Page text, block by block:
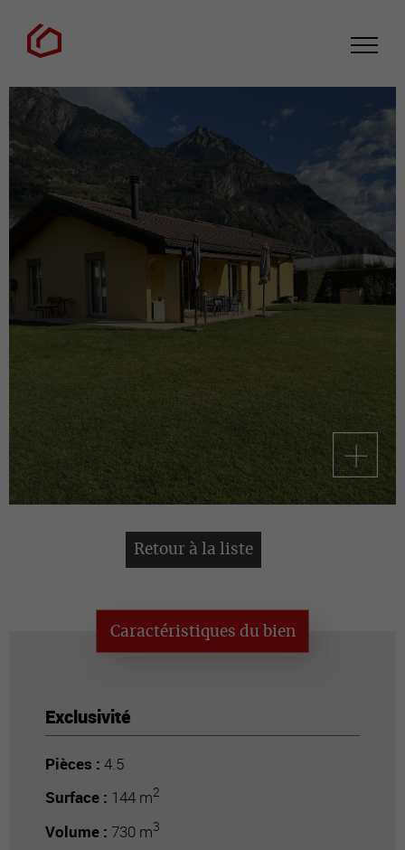
Retour à la liste
Caractéristiques du bien
Exclusivité
Pièces : 4.5
Surface : 144 m2
Volume : 730 m3